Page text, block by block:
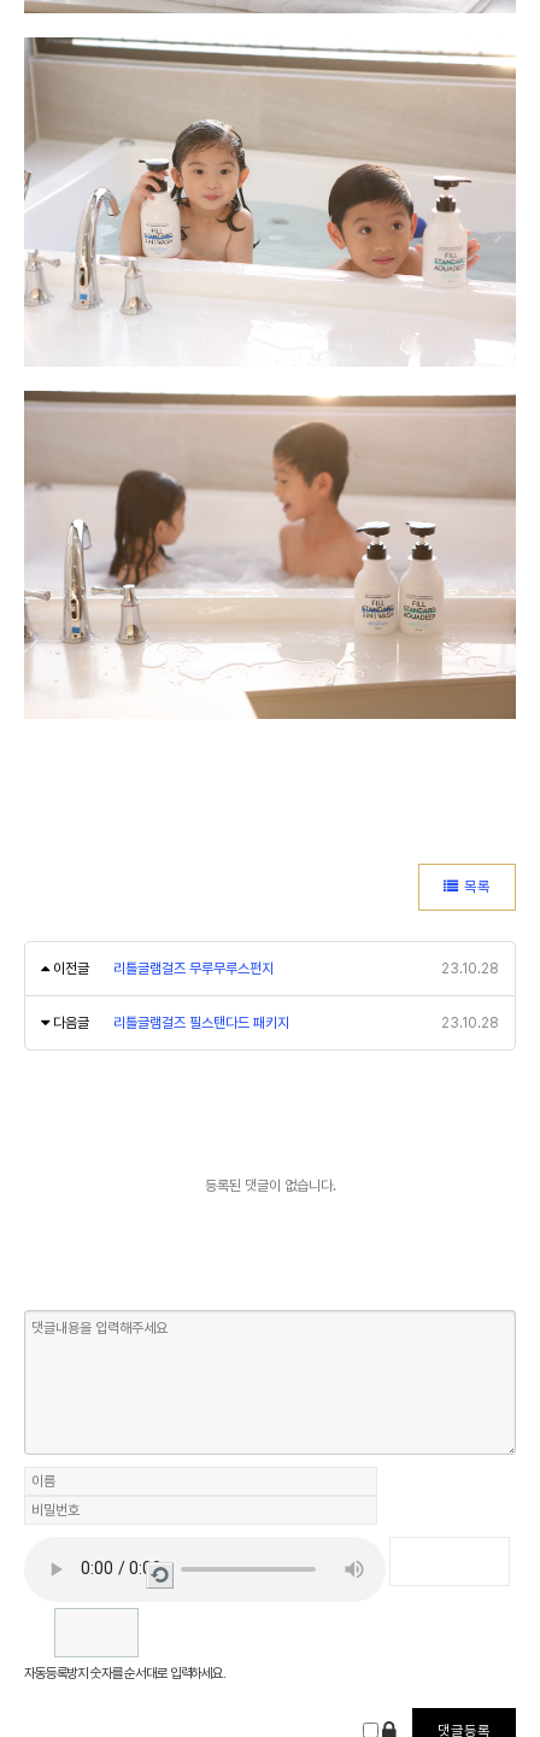
목록
이전글 리틀글램걸즈 무루무루스펀지 23.10.28
다음글 리틀글램걸즈 필스탠다드 패키지 23.10.28
등록된 댓글이 없습니다.
새로
고침
자동등록방지 숫자를 순서대로 입력하세요.